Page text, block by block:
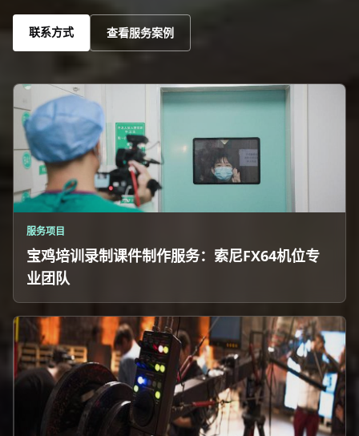
联系方式 查看服务案例
服务项目
宝鸡培训录制课件制作服务：索尼FX64机位专
业团队